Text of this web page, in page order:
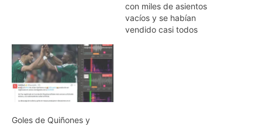
con miles de asientos
vacíos y se habían
vendido casi todos
Goles de Quiñones y